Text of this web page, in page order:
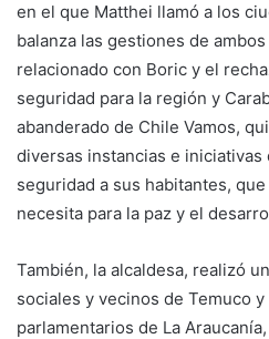
en el que Matthei llamó a los
balanza las gestiones de
relacionado con Boric y el
seguridad para la región y
abanderado de Chile Vamos,
diversas instancias e
seguridad a sus habitantes,
necesita para la paz y el
También, la alcaldesa, realizó
sociales y vecinos de Temuco y
parlamentarios de La